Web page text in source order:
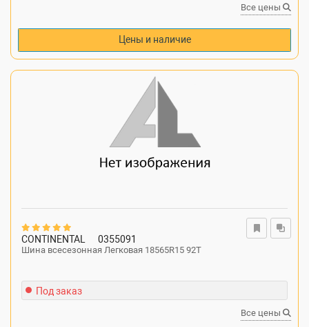
Все цены
Цены и наличие
CONTINENTAL 0355091
Шина всесезонная Легковая 18565R15 92T
Под заказ
Все цены